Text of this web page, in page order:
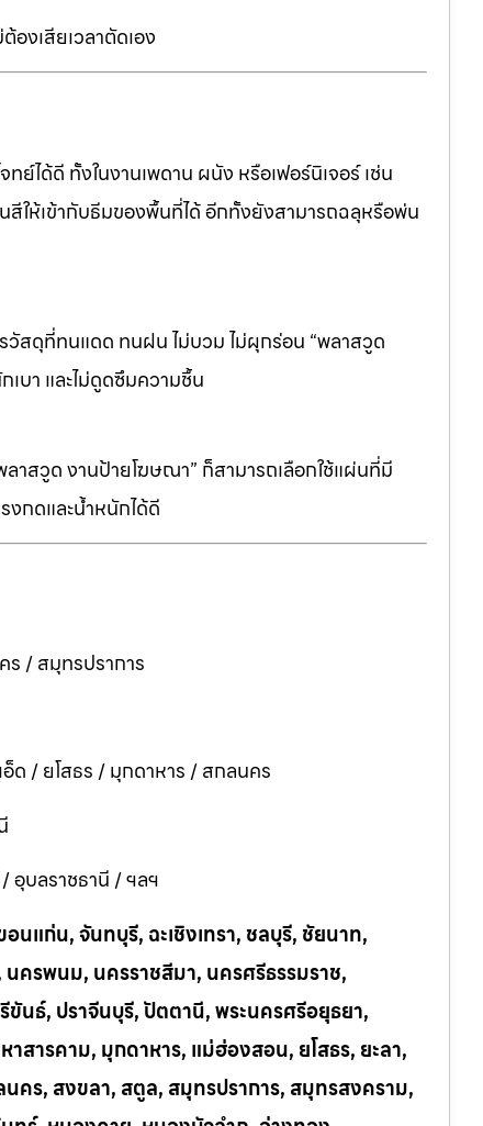
องเสียเวลาตัดเอง
ได้ดี ทั้งในงานเพดาน ผนัง หรือเฟอร์นิเจอร์ เช่น
สีให้เข้ากับธีมของพื้นที่ได้ อีกทั้งยังสามารถฉลุหรือพ่น
วัสดุที่ทนแดด ทนฝน ไม่บวม ไม่ผุกร่อน “พลาสวูด
บา และไม่ดูดซึมความชื้น
าสวูด งานป้ายโฆษณา” ก็สามารถเลือกใช้แผ่นที่มี
งกดและน้ำหนักได้ดี
/ สมุทรปราการ
ด / ยโสธร / มุกดาหาร / สกลนคร
อุบลราชธานี / ฯลฯ
แก่น, จันทบุรี, ฉะเชิงเทรา, ชลบุรี, ชัยนาท,
ครพนม, นครราชสีมา, นครศรีธรรมราช,
นธ์, ปราจีนบุรี, ปัตตานี, พระนครศรีอยุธยา,
สารคาม, มุกดาหาร, แม่ฮ่องสอน, ยโสธร, ยะลา,
นคร, สงขลา, สตูล, สมุทรปราการ, สมุทรสงคราม,